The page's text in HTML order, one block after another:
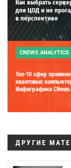
Как выбрать
для ЦОД и не
в перспективе
CNEWS ANALYTICS
Топ-10 сфер
квантовых
Инфографика CNews
ДРУГИЕ